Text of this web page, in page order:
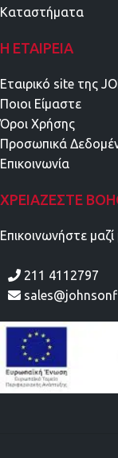
Καταστήματα
Η ΕΤΑΙΡΕΊΑ
Εταιρικό site της
Ποιοι Είμαστε
Όροι Χρήσης
Προσωπικά
Επικοινωνία
ΧΡΕΙΆΖΕΣΤΕ
Επικοινωνήστε
211 4112797